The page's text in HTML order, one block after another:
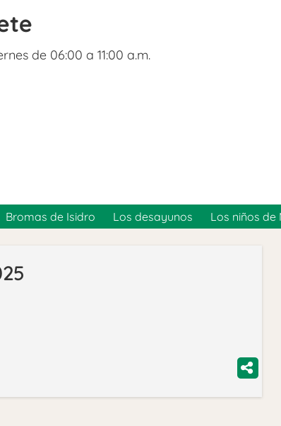
de 06:00 a 11:00 a.m.
Bromas de Isidro Los desayunos Los niños de